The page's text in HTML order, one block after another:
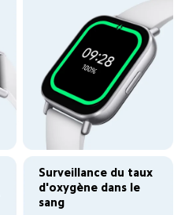
Surveillance du taux
d'oxygène dans le
sang